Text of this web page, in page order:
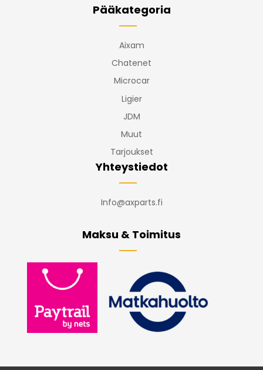
Pääkategoria
Aixam
Chatenet
Microcar
Ligier
JDM
Muut
Tarjoukset
Yhteystiedot
Info@axparts.fi
Maksu & Toimitus